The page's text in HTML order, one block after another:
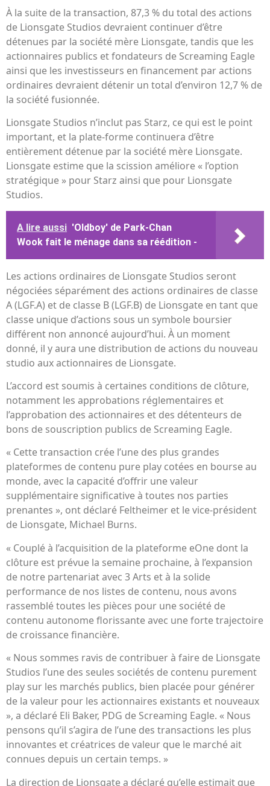
À la suite de la transaction, 87,3 % du total des actions
de Lionsgate Studios devraient continuer d’être
détenues par la société mère Lionsgate, tandis que les
actionnaires publics et fondateurs de Screaming Eagle
ainsi que les investisseurs en financement par actions
ordinaires devraient détenir un total d’environ 12,7 % de
la société fusionnée.
Lionsgate Studios n’inclut pas Starz, ce qui est le point
important, et la plate-forme continuera d’être
entièrement détenue par la société mère Lionsgate.
Lionsgate estime que la scission améliore « l’option
stratégique » pour Starz ainsi que pour Lionsgate
Studios.
A lire aussi 'Oldboy' de Park-Chan
Wook fait le ménage dans sa réédition -
Les actions ordinaires de Lionsgate Studios seront
négociées séparément des actions ordinaires de classe
A (LGF.A) et de classe B (LGF.B) de Lionsgate en tant que
classe unique d’actions sous un symbole boursier
différent non annoncé aujourd’hui. À un moment
donné, il y aura une distribution de actions du nouveau
studio aux actionnaires de Lionsgate.
L’accord est soumis à certaines conditions de clôture,
notamment les approbations réglementaires et
l’approbation des actionnaires et des détenteurs de
bons de souscription publics de Screaming Eagle.
« Cette transaction crée l’une des plus grandes
plateformes de contenu pure play cotées en bourse au
monde, avec la capacité d’offrir une valeur
supplémentaire significative à toutes nos parties
prenantes », ont déclaré Feltheimer et le vice-président
de Lionsgate, Michael Burns.
« Couplé à l’acquisition de la plateforme eOne dont la
clôture est prévue la semaine prochaine, à l’expansion
de notre partenariat avec 3 Arts et à la solide
performance de nos listes de contenu, nous avons
rassemblé toutes les pièces pour une société de
contenu autonome florissante avec une forte trajectoire
de croissance financière.
« Nous sommes ravis de contribuer à faire de Lionsgate
Studios l’une des seules sociétés de contenu purement
play sur les marchés publics, bien placée pour générer
de la valeur pour les actionnaires existants et nouveaux
», a déclaré Eli Baker, PDG de Screaming Eagle. « Nous
pensons qu’il s’agira de l’une des transactions les plus
innovantes et créatrices de valeur que le marché ait
connues depuis un certain temps. »
La direction de Lionsgate a déclaré qu’elle estimait que